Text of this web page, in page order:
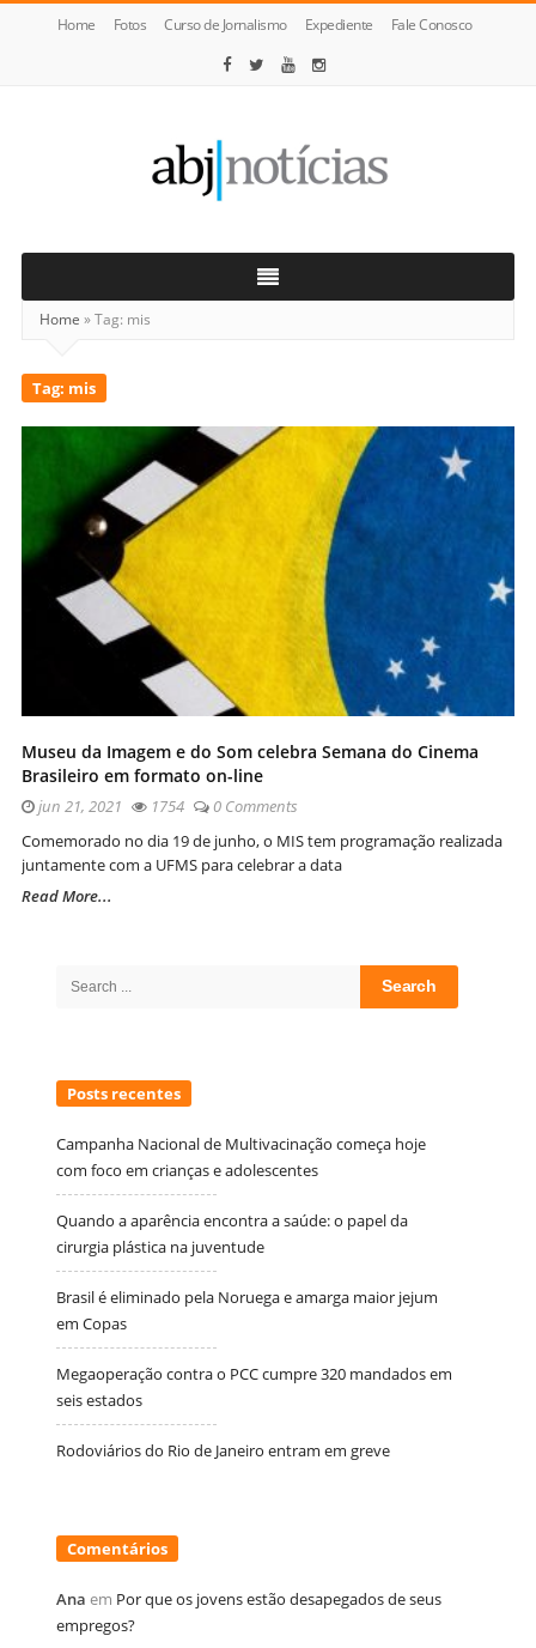
Home Fotos Curso de Jornalismo Expediente Fale Conosco
Notícias
Home »Tag: mis
Tag: mis
Museu da Imagem e do Som celebra Semana do Cinema
Brasileiro em formato on-line
jun 21, 2021 1754
0 Comments
Comemorado no dia 19 de junho, o MIS tem programação realizada
juntamente com a UFMS para celebrar a data
Read More...
Posts recentes
Campanha Nacional de Multivacinação começa hoje
com foco em crianças e adolescentes
Quando a aparência encontra a saúde: o papel da
cirurgia plástica na juventude
Brasil é eliminado pela Noruega e amarga maior jejum
em Copas
Megaoperação contra o PCC cumpre 320 mandados em
seis estados
Rodoviários do Rio de Janeiro entram em greve
Comentários
Ana em Por que os jovens estão desapegados de seus
empregos?